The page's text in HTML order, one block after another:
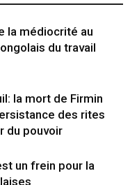
la médiocrité au
du travail
la mort de Firmin
des rites
du pouvoir
un frein pour la